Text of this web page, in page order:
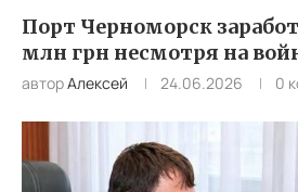
Порт Черноморск
млн грн несмотря на
авторАлексей 24.06.2026 0